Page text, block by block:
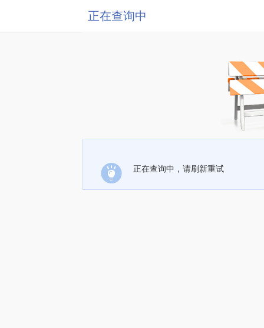
正在查询中
正在查询中，请刷新重试